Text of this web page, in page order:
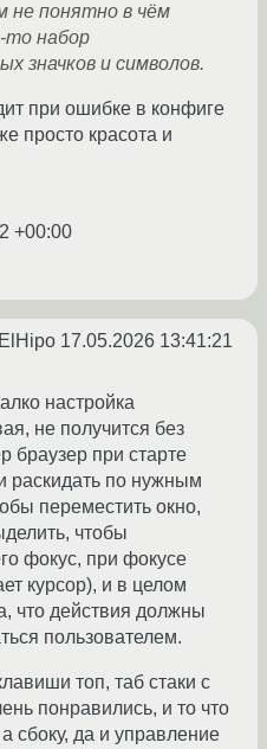
не понятно в чём
то набор
значков и символов.
при ошибке в конфиге
просто красота и
+00:00
17.05.2026 13:41:21
настройка
не получится без
браузер при старте
раскидать по нужным
переместить окно,
чтобы
фокус, при фокусе
курсор), и в целом
что действия должны
пользователем.
топ, таб стаки с
понравились, и то что
сбоку, да и управление